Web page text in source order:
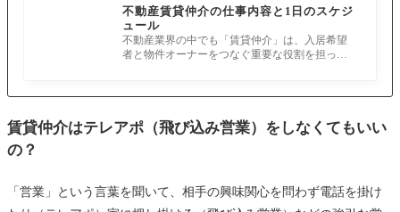
不動産賃貸仲介の仕事内容と1日のスケジ
ュール
不動産業界の中でも「賃貸仲介」は、入居希望
者と物件オーナーをつなぐ重要な役割を担って
賃貸仲介はテレアポ（飛び込み営業）をしなくてもいい
の？
「営業」という言葉を聞いて、相手の興味関心を問わず電話を掛け